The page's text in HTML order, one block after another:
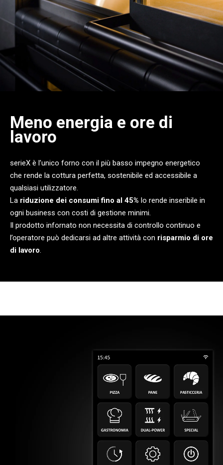
Meno energia e ore di
lavoro
serieX è l’unico forno con il più basso impegno energetico
che rende la cottura perfetta, sostenibile ed accessibile a
qualsiasi utilizzatore.
La riduzione dei consumi fino al 45% lo rende inseribile in
ogni business con costi di gestione minimi.
Il prodotto infornato non necessita di controllo continuo e
l’operatore può dedicarsi ad altre attività con risparmio di ore
di lavoro.